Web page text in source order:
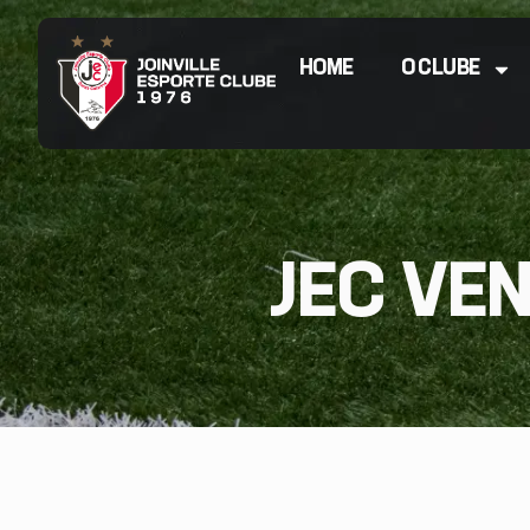
HOME O CLUBE
JEC